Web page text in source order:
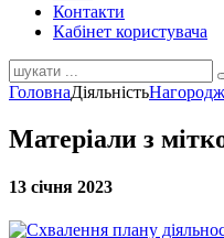
Контакти
Кабінет користувача
ГоловнаДіяльність
Матеріали з
13 січня 2023